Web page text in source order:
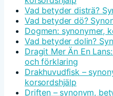
Vad betyder disträ?
Vad betyder dö?
Dogmen: synonymer,
Vad betyder dolin?
Dragit Mer Än En
och förklaring
Drakhuvudfisk –
korsordshjälp
Driften – synonym,